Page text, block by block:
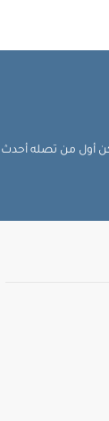
أول من تصله أحدث